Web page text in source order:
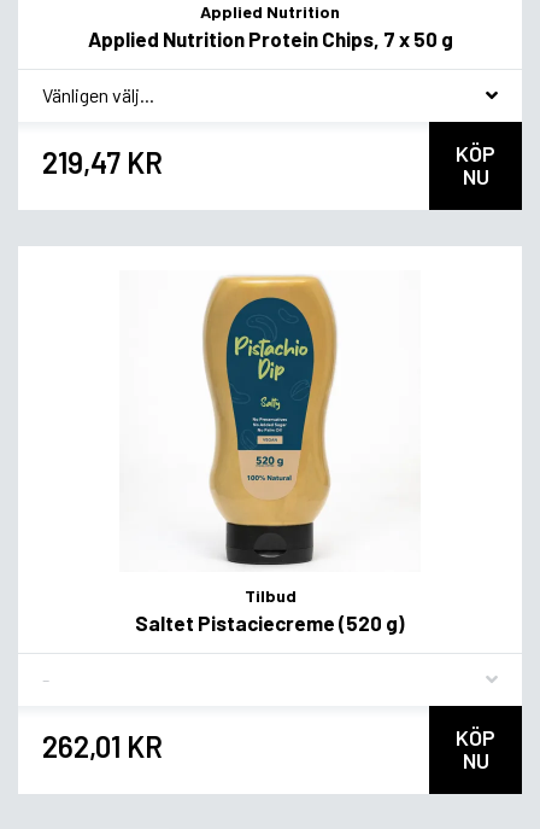
Applied Nutrition
Applied Nutrition Protein Chips, 7 x 50 g
* Smakvariant
219,47 KR
KÖP
NU
Tilbud
Saltet Pistaciecreme (520 g)
262,01 KR
KÖP
NU